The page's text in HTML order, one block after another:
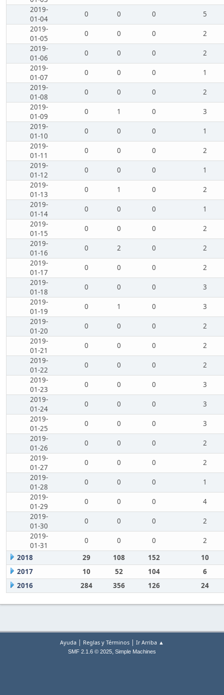
2019-
01-04
0 0 0
5
2019-
01-05
0 0 0
2
2019-
01-06
0 0 0
2
2019-
01-07
0 0 0
1
2019-
01-08
0 0 0
2
2019-
01-09
0 1 0
3
2019-
01-10
0 0 0
1
2019-
01-11
0 0 0
2
2019-
01-12
0 0 0
1
2019-
01-13
0 1 0
2
2019-
01-14
0 0 0
1
2019-
01-15
0 0 0
2
2019-
01-16
0 2 0
2
2019-
01-17
0 0 0
2
2019-
01-18
0 0 0
3
2019-
01-19
0 1 0
3
2019-
01-20
0 0 0
2
2019-
01-21
0 0 0
2
2019-
01-22
0 0 0
2
2019-
01-23
0 0 0
3
2019-
01-24
0 0 0
3
2019-
01-25
0 0 0
3
2019-
01-26
0 0 0
2
2019-
01-27
0 0 0
2
2019-
01-28
0 0 0
1
2019-
01-29
0 0 0
4
2019-
01-30
0 0 0
2
2019-
01-31
0 0 0
2
2018
29 108 152
10
2017
10 52 104
6
2016
284 356 126 24
Ayuda | Reglas y Términos | Ir Arriba ▲
SMF 2.1.6 © 2025, Simple Machines